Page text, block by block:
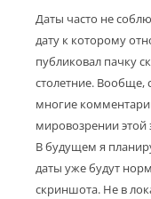
Даты часто не
дату к которому
публиковал пачку
столетние. Вообще,
многие
мировозрении этой
В будущем я
даты уже будут
скриншота. Не в